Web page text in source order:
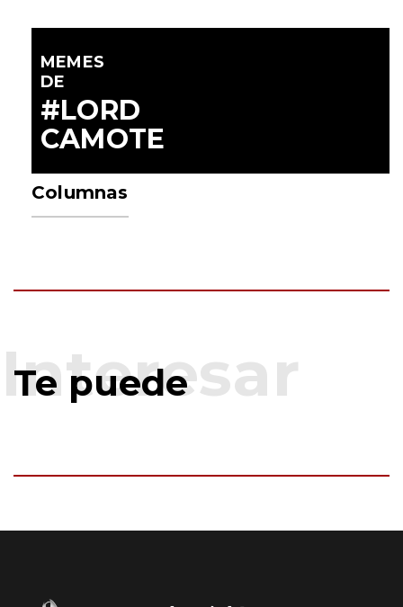
MEMES
DE
#LORD
CAMOTE
Columnas
Te puede